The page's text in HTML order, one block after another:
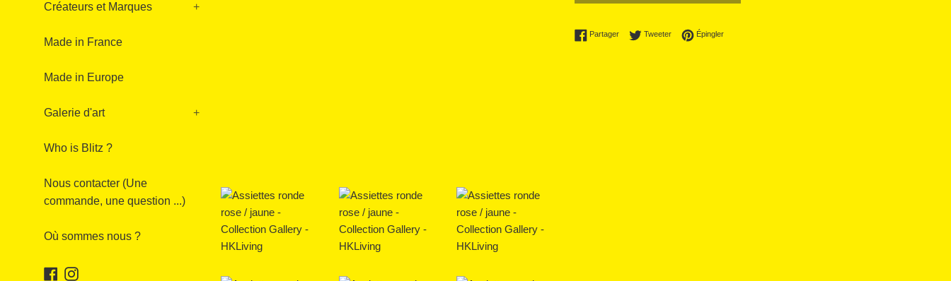
Créateurs et Marques +
Made in France
Made in Europe
Galerie d'art +
Who is Blitz ?
Nous contacter (Une
commande, une question ...)
Où sommes nous ?
Facebook
Instagram
PartagerPartager sur Facebook
TweeterTweeter sur Twitter
ÉpinglerÉpingler sur Pinterest